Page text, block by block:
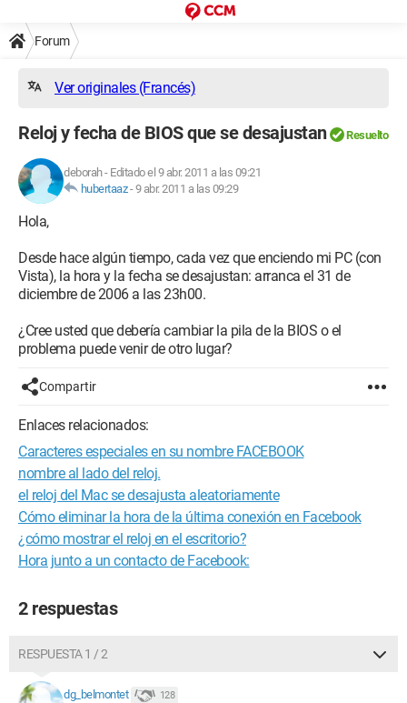
Forum
Ver originales (Francés)
Reloj y fecha de BIOS que se desajustan Resuelto
deborah- Editado el 9 abr. 2011 a las 09:21
hubertaaz-9 abr. 2011 a las 09:29
Hola,
Desde hace algún tiempo, cada vez que enciendo mi PC (con
Vista), la hora y la fecha se desajustan: arranca el 31 de
diciembre de 2006 a las 23h00.
¿Cree usted que debería cambiar la pila de la BIOS o el
problema puede venir de otro lugar?
Compartir
Enlaces relacionados:
Caracteres especiales en su nombre FACEBOOK
nombre al lado del reloj.
el reloj del Mac se desajusta aleatoriamente
Cómo eliminar la hora de la última conexión en Facebook
¿cómo mostrar el reloj en el escritorio?
Hora junto a un contacto de Facebook:
2 respuestas
RESPUESTA 1 / 2
dg_belmontet 128